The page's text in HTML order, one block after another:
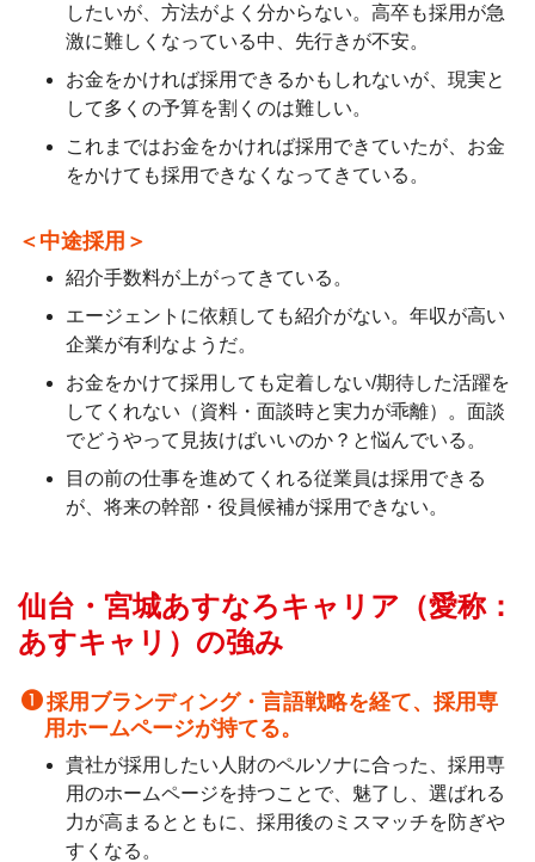
したいが、方法がよく分からない。高卒も採用が急
激に難しくなっている中、先行きが不安。
お金をかければ採用できるかもしれないが、現実と
して多くの予算を割くのは難しい。
これまではお金をかければ採用できていたが、お金
をかけても採用できなくなってきている。
＜中途採用＞
紹介手数料が上がってきている。
エージェントに依頼しても紹介がない。年収が高い
企業が有利なようだ。
お金をかけて採用しても定着しない/期待した活躍を
してくれない（資料・面談時と実力が乖離）。面談
でどうやって見抜けばいいのか？と悩んでいる。
目の前の仕事を進めてくれる従業員は採用できる
が、将来の幹部・役員候補が採用できない。
仙台・宮城あすなろキャリア（愛称：
あすキャリ）の強み
採用ブランディング・言語戦略を経て、採用専
用ホームページが持てる。
貴社が採用したい人財のペルソナに合った、採用専
用のホームページを持つことで、魅了し、選ばれる
力が高まるとともに、採用後のミスマッチを防ぎや
すくなる。